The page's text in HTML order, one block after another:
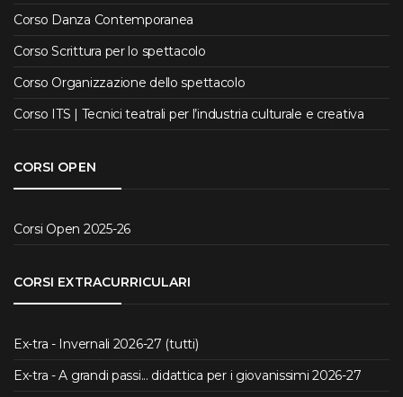
Corso Danza Contemporanea
Corso Scrittura per lo spettacolo
Corso Organizzazione dello spettacolo
Corso ITS | Tecnici teatrali per l’industria culturale e creativa
CORSI OPEN
Corsi Open 2025-26
CORSI EXTRACURRICULARI
Ex-tra - Invernali 2026-27 (tutti)
Ex-tra - A grandi passi... didattica per i giovanissimi 2026-27